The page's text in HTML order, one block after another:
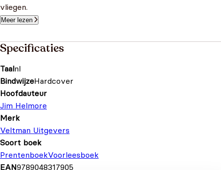
vliegen.
Meer lezen
Specificaties
Taalnl
BindwijzeHardcover
Hoofdauteur
Jim Helmore
Merk
Veltman Uitgevers
Soort boek
PrentenboekVoorleesboek
EAN9789048317905